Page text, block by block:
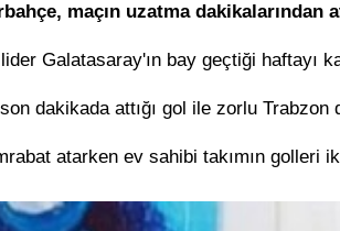
maçın uzatma dakikalarından
Galatasaray'ın bay geçtiği haftayı
dakikada attığı gol ile zorlu Trabzon
atarken ev sahibi takımın golleri